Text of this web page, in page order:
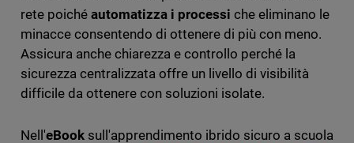
rete poiché automatizza i processi che eliminano le
minacce consentendo di ottenere di più con meno.
Assicura anche chiarezza e controllo perché la
sicurezza centralizzata offre un livello di visibilità
difficile da ottenere con soluzioni isolate.
Nell'eBooksull'apprendimento ibrido sicuro a scuola